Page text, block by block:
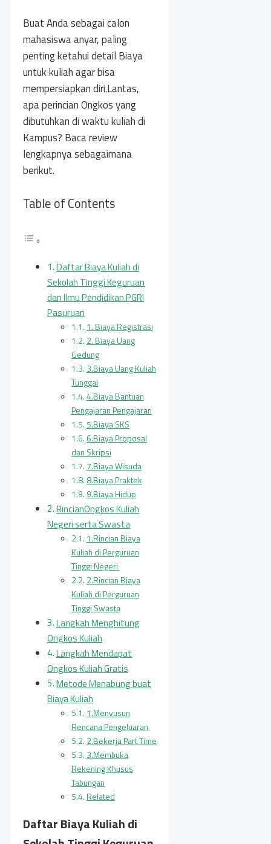
Buat Anda sebagai calon
mahasiswa anyar, paling
penting ketahui detail Biaya
untuk kuliah agar bisa
mempersiapkan diri.Lantas,
apa perincian Ongkos yang
dibutuhkan di waktu kuliah di
Kampus? Baca review
lengkapnya sebagaimana
berikut.
Table of Contents
Daftar Biaya Kuliah di
Sekolah Tinggi Keguruan
dan Ilmu Pendidikan PGRI
Pasuruan
1. Biaya Registrasi
2. Biaya Uang
Gedung
3.Biaya Uang Kuliah
Tunggal
4.Biaya Bantuan
Pengajaran Pengajaran
5.Biaya SKS
6.Biaya Proposal
dan Skripsi
7.Biaya Wisuda
8.Biaya Praktek
9.Biaya Hidup
RincianOngkos Kuliah
Negeri serta Swasta
1.Rincian Biaya
Kuliah di Perguruan
Tinggi Negeri
2.Rincian Biaya
Kuliah di Perguruan
Tinggi Swasta
Langkah Menghitung
Ongkos Kuliah
Langkah Mendapat
Ongkos Kuliah Gratis
Metode Menabung buat
Biaya Kuliah
1.Menyusun
Rencana Pengeluaran
2.Bekerja Part Time
3.Membuka
Rekening Khusus
Tabungan
Related
Daftar Biaya Kuliah di